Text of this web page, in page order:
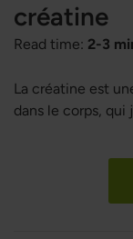
créatine
Read time: 2-3
La créatine est
dans le corps,
connue pour son
et explosifs, ce